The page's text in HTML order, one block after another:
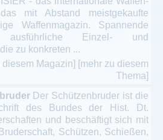
mit Abstand meistgekaufte
Waffenmagazin. Spannende
ausführliche Einzel- und
zu konkreten ...
diesem Magazin] [mehr zu diesem
Thema]
Der Schützenbruder ist die
des Bundes der Hist. Dt.
und beschäftigt sich mit
Schützen, Schießen,